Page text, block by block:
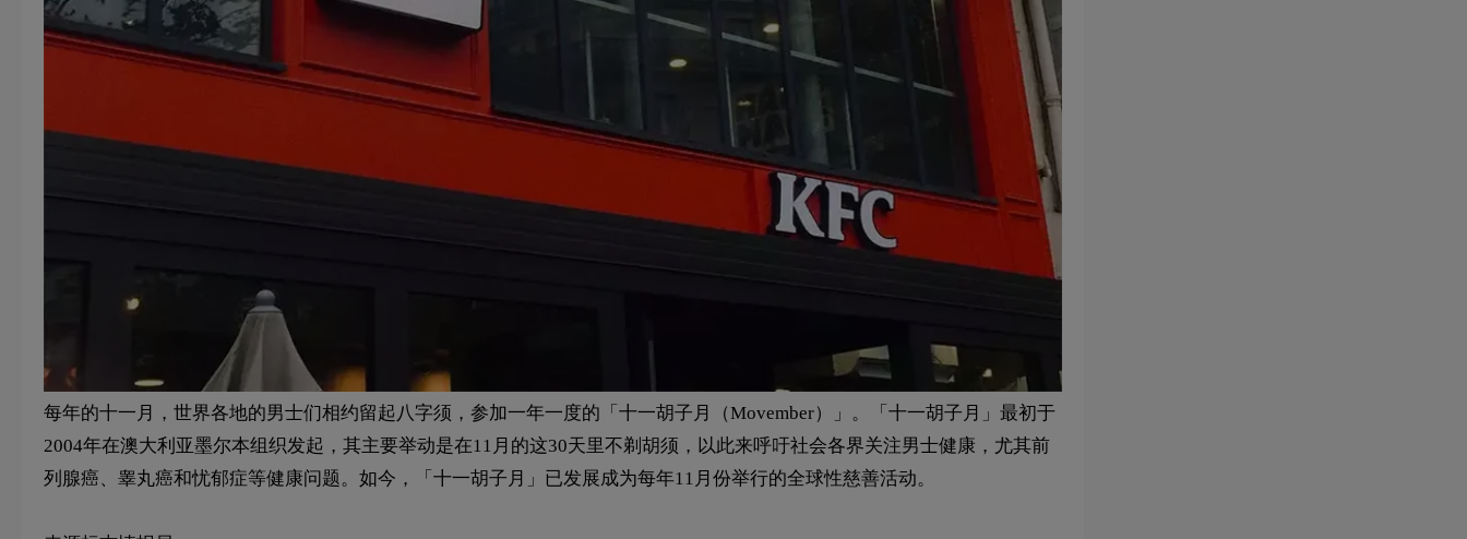
每年的十一月，世界各地的男士们相约留起八字须，参加一年一度的「十一胡子月（Movember）」。「十一胡子月」最初于
2004年在澳大利亚墨尔本组织发起，其主要举动是在11月的这30天里不剃胡须，以此来呼吁社会各界关注男士健康，尤其前
列腺癌、睾丸癌和忧郁症等健康问题。如今，「十一胡子月」已发展成为每年11月份举行的全球性慈善活动。